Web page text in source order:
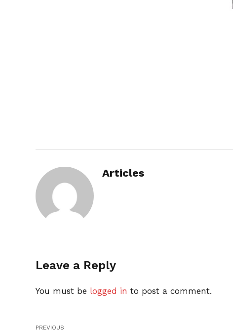
Articles
Leave a Reply
You must be logged in to post a comment.
PREVIOUS